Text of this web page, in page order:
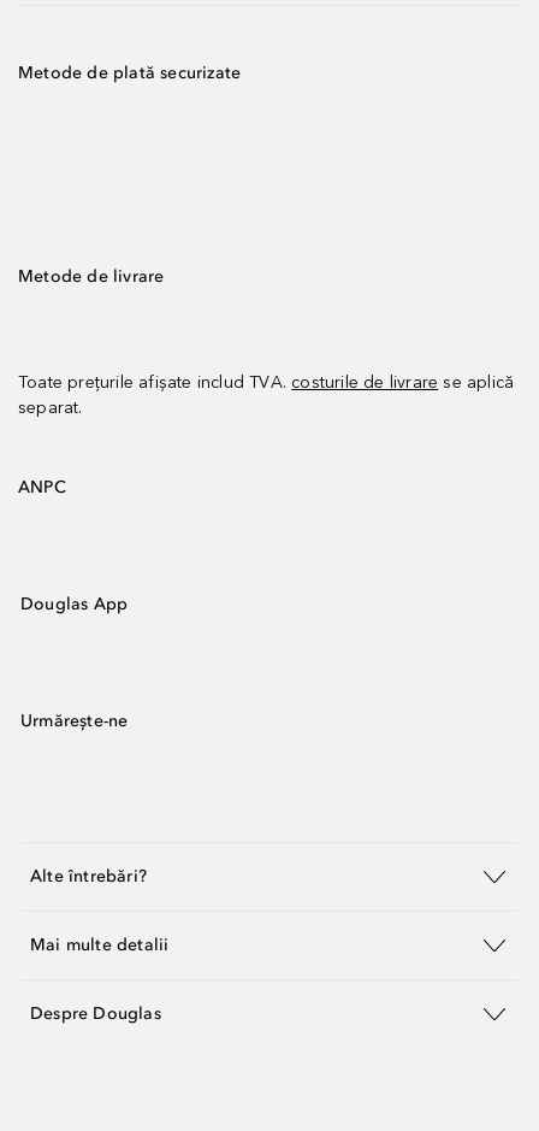
Metode de plată securizate
Metode de livrare
Toate prețurile afișate includ TVA. costurile de livrare se aplică
separat.
ANPC
Douglas App
Urmărește-ne
Alte întrebări?
Mai multe detalii
Despre Douglas